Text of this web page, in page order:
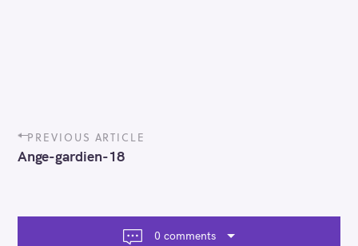
P
o
s
a
PREVIOUS ARTICLE
Ange-gardien-18
0 comments